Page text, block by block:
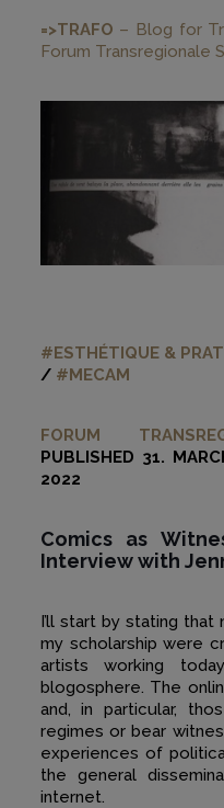
=>TRAFO – Blog for
Forum Transregionale
#ESTHÉTIQUE &
/ #MECAM
FORUM
PUBLISHED 31.
2022
Comics as
Interview with
I’ll start by stating
my scholarship were
artists working
blogosphere. The
and, in particular,
regimes or bear
experiences of
the general
internet.